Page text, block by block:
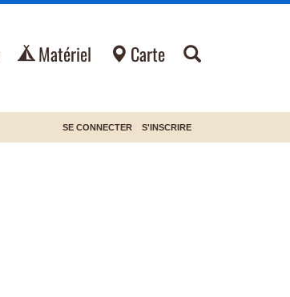
Matériel Carte
SE CONNECTER S'INSCRIRE